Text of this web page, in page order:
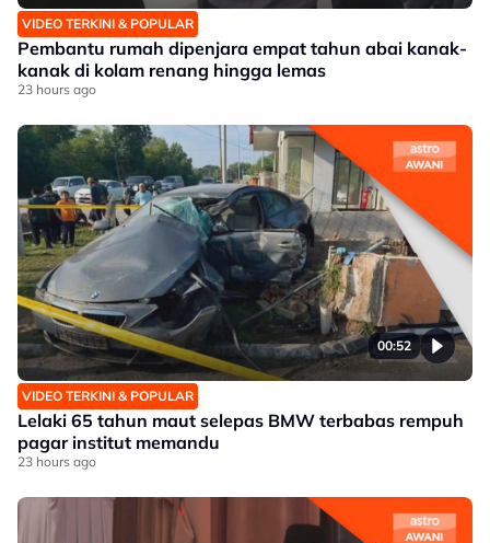
VIDEO TERKINI & POPULAR
Pembantu rumah dipenjara empat tahun abai kanak-
kanak di kolam renang hingga lemas
23 hours ago
00:52
VIDEO TERKINI & POPULAR
Lelaki 65 tahun maut selepas BMW terbabas rempuh
pagar institut memandu
23 hours ago